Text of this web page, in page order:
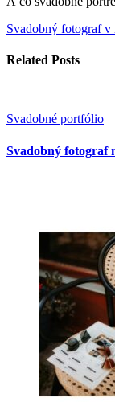
Svadobný fotograf v
Related Posts
Svadobné portfólio
Svadobný fotograf